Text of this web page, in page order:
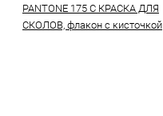
PANTONE 175 C КРАСКА ДЛЯ
СКОЛОВ, флакон с кисточкой